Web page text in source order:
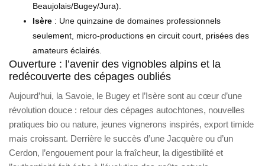
Beaujolais/Bugey/Jura).
Isère : Une quinzaine de domaines professionnels
seulement, micro-productions en circuit court, prisées des
amateurs éclairés.
Ouverture : l’avenir des vignobles alpins et la
redécouverte des cépages oubliés
Aujourd’hui, la Savoie, le Bugey et l’Isère sont au cœur d’une
révolution douce : retour des cépages autochtones, nouvelles
pratiques bio ou nature, jeunes vignerons inspirés, export timide
mais croissant. Derrière le succès d’une Jacquère ou d’un
Cerdon, l’engouement pour la fraîcheur, la digestibilité et